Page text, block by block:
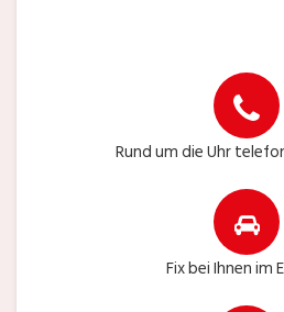
Rund um die Uhr
Fix bei Ihnen im